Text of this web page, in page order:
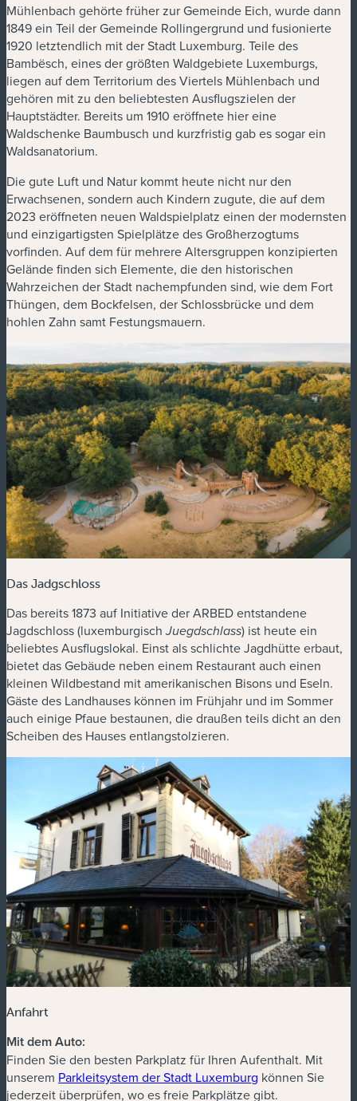
Mühlenbach gehörte früher zur Gemeinde Eich, wurde dann
1849 ein Teil der Gemeinde Rollingergrund und fusionierte
1920 letztendlich mit der Stadt Luxemburg. Teile des
Bambësch, eines der größten Waldgebiete Luxemburgs,
liegen auf dem Territorium des Viertels Mühlenbach und
gehören mit zu den beliebtesten Ausflugszielen der
Hauptstädter. Bereits um 1910 eröffnete hier eine
Waldschenke Baumbusch und kurzfristig gab es sogar ein
Waldsanatorium.
Die gute Luft und Natur kommt heute nicht nur den
Erwachsenen, sondern auch Kindern zugute, die auf dem
2023 eröffneten neuen Waldspielplatz einen der modernsten
und einzigartigsten Spielplätze des Großherzogtums
vorfinden. Auf dem für mehrere Altersgruppen konzipierten
Gelände finden sich Elemente, die den historischen
Wahrzeichen der Stadt nachempfunden sind, wie dem Fort
Thüngen, dem Bockfelsen, der Schlossbrücke und dem
hohlen Zahn samt Festungsmauern.
Das Jadgschloss
Das bereits 1873 auf Initiative der ARBED entstandene
Jagdschloss (luxemburgischJuegdschlass) ist heute ein
beliebtes Ausflugslokal. Einst als schlichte Jagdhütte erbaut,
bietet das Gebäude neben einem Restaurant auch einen
kleinen Wildbestand mit amerikanischen Bisons und Eseln.
Gäste des Landhauses können im Frühjahr und im Sommer
auch einige Pfaue bestaunen, die draußen teils dicht an den
Scheiben des Hauses entlangstolzieren.
Anfahrt
Mit dem Auto:
Finden Sie den besten Parkplatz für Ihren Aufenthalt. Mit
unserem Parkleitsystem der Stadt Luxemburg (neues Fenster)
können Sie
jederzeit überprüfen, wo es freie Parkplätze gibt.